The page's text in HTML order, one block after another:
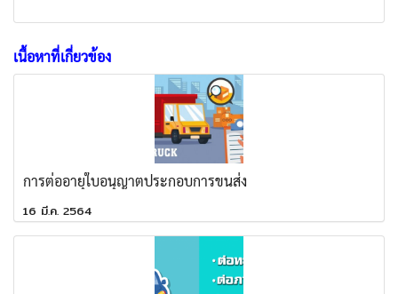
เนื้อหาที่เกี่ยวข้อง
การต่ออายุใบอนุญาตประกอบการขนส่ง
16 มี.ค. 2564